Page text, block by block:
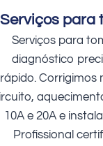
Serviços para
Serviços para
diagnóstico
rápido.
10A e 20A e
Profissional